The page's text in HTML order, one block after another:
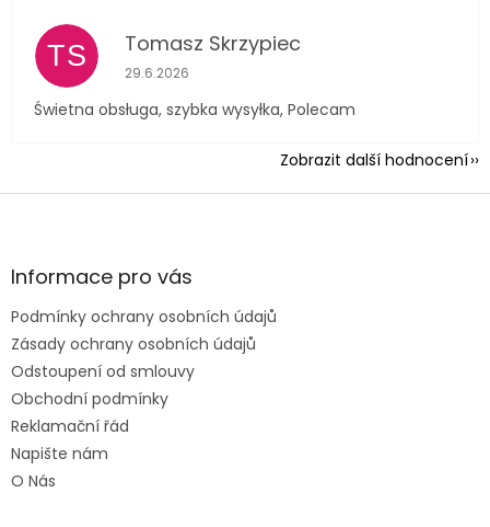
TS Tomasz Skrzypiec
Hodnocení obchodu je 5 z 5 hvězdiček.
29.6.2026
Świetna obsługa, szybka wysyłka, Polecam
Zobrazit další hodnocení
Z
aInformace pro vás
Podmínky ochrany osobních údajů
Zásady ochrany osobních údajů
Odstoupení od smlouvy
Obchodní podmínky
Reklamační řád
Napište nám
O Nás